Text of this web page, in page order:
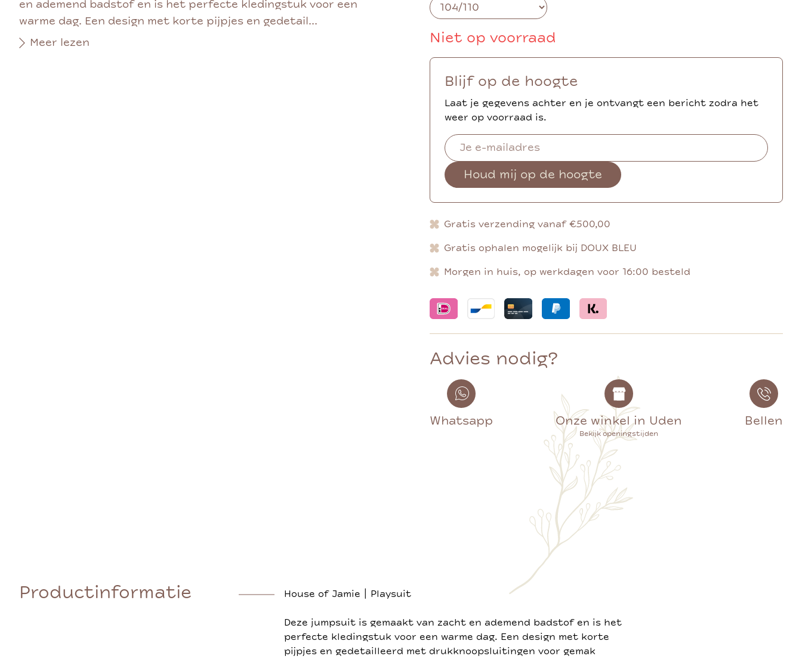
en ademend badstof en is het perfecte kledingstuk voor een
warme dag. Een design met korte pijpjes en gedetail...
Meer lezen
Niet op voorraad
Blijf op de hoogte
Laat je gegevens achter en je ontvangt een bericht zodra het
weer op voorraad is.
Houd mij op de hoogte
Gratis verzending vanaf €500,00
Gratis ophalen mogelijk bij DOUX BLEU
Morgen in huis, op werkdagen voor 16:00 besteld
Advies nodig?
Whatsapp Onze winkel in Uden
Bekijk openingstijden
Bellen
Productinformatie House of Jamie | Playsuit
Deze jumpsuit is gemaakt van zacht en ademend badstof en is het
perfecte kledingstuk voor een warme dag. Een design met korte
pijpjes en gedetailleerd met drukknoopsluitingen voor gemak